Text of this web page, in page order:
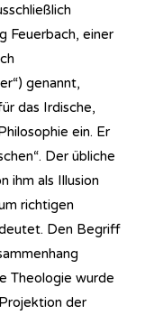
Feuerbach, einer
genannt,
das Irdische,
ein. Er
Der übliche
ihm als Illusion
richtigen
Den Begriff
Theologie wurde
der